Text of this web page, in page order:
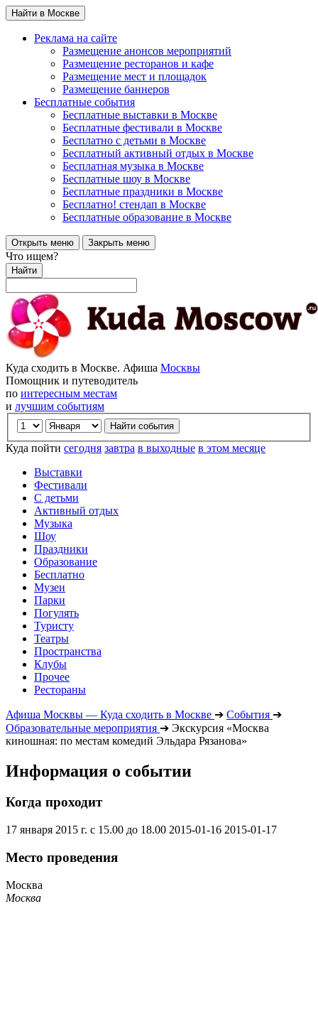
Найти в Москве
Реклама на сайте
Размещение анонсов мероприятий
Размещение ресторанов и кафе
Размещение мест и площадок
Размещение баннеров
Бесплатные события
Бесплатные выставки в Москве
Бесплатные фестивали в Москве
Бесплатно с детьми в Москве
Бесплатный активный отдых в Москве
Бесплатная музыка в Москве
Бесплатные шоу в Москве
Бесплатные праздники в Москве
Бесплатно! стендап в Москве
Бесплатные образование в Москве
Открыть меню Закрыть меню
Что ищем?
Найти
Куда сходить в Москве. Афиша Москвы
Помощник и путеводитель
по интересным местам
и лучшим событиям
Куда пойти сегодня завтра в выходные в этом месяце
Выставки
Фестивали
С детьми
Активный отдых
Музыка
Шоу
Праздники
Образование
Бесплатно
Музеи
Парки
Погулять
Туристу
Театры
Пространства
Клубы
Прочее
Рестораны
Афиша Москвы — Куда сходить в Москве ➔ События ➔
Образовательные мероприятия ➔ Экскурсия «Москва
киношная: по местам комедий Эльдара Рязанова»
Информация о событии
Когда проходит
17 января 2015 г. с 15.00 до 18.00 2015-01-16 2015-01-17
Место проведения
Москва
Москва